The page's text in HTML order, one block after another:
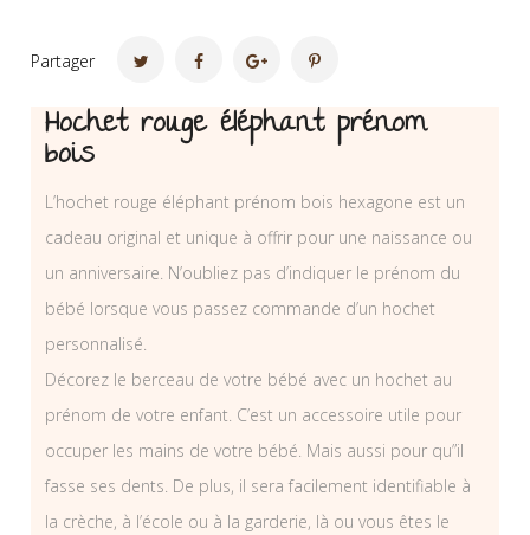
Partager
Hochet rouge éléphant prénom
bois
L’hochet rouge éléphant prénom bois hexagone est un
cadeau original et unique à offrir pour une naissance ou
un anniversaire. N’oubliez pas d’indiquer le prénom du
bébé lorsque vous passez commande d’un hochet
personnalisé.
Décorez le berceau de votre bébé avec un hochet au
prénom de votre enfant. C’est un accessoire utile pour
occuper les mains de votre bébé. Mais aussi pour qu”il
fasse ses dents. De plus, il sera facilement identifiable à
la crèche, à l’école ou à la garderie, là ou vous êtes le